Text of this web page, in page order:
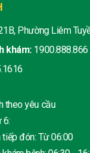
Phường Liêm
khám: 1900.888.866
theo yêu cầu
đón: Từ 06:00